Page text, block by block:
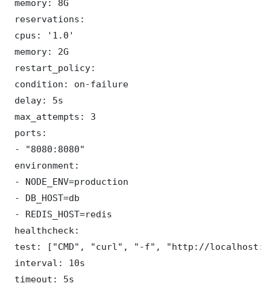
memory: 8G
reservations:
cpus: '1.0'
memory: 2G
restart_policy:
condition: on-failure
delay: 5s
max_attempts: 3
ports:
- "8080:8080"
environment:
- NODE_ENV=production
- DB_HOST=db
- REDIS_HOST=redis
healthcheck:
test: ["CMD", "curl", "-f", "http://
interval: 10s
timeout: 5s